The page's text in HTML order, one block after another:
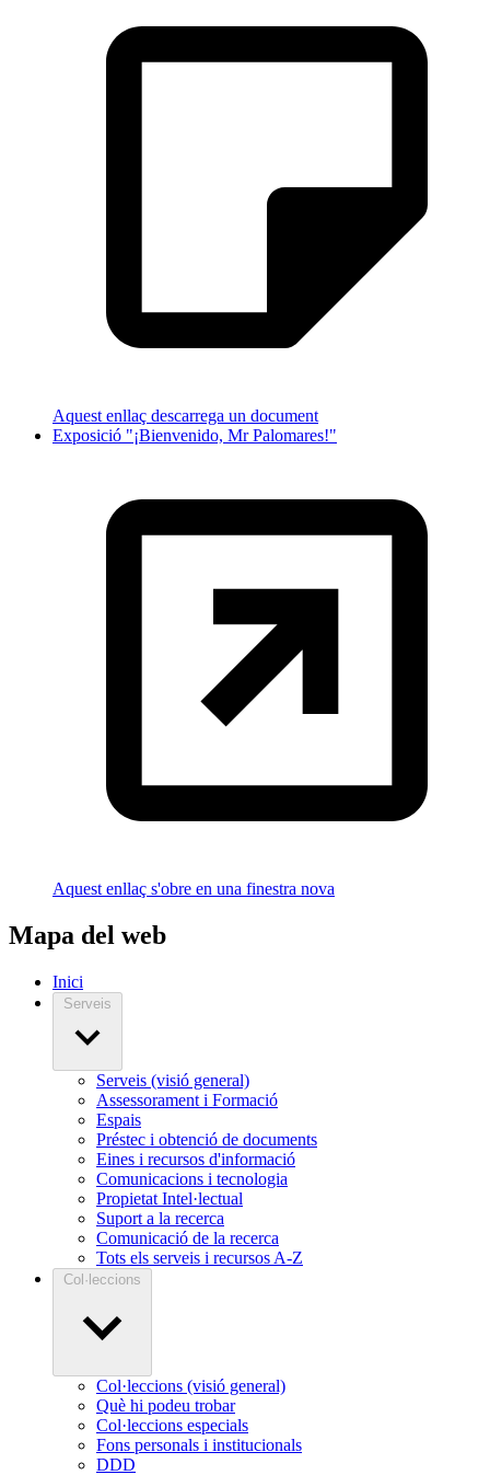
Aquest enllaç descarrega un document
Exposició "¡Bienvenido, Mr Palomares!"
Aquest enllaç s'obre en una finestra nova
Mapa del web
Inici
Serveis
Serveis (visió general)
Assessorament i Formació
Espais
Préstec i obtenció de documents
Eines i recursos d'informació
Comunicacions i tecnologia
Propietat Intel·lectual
Suport a la recerca
Comunicació de la recerca
Tots els serveis i recursos A-Z
Col·leccions
Col·leccions (visió general)
Què hi podeu trobar
Col·leccions especials
Fons personals i institucionals
DDD